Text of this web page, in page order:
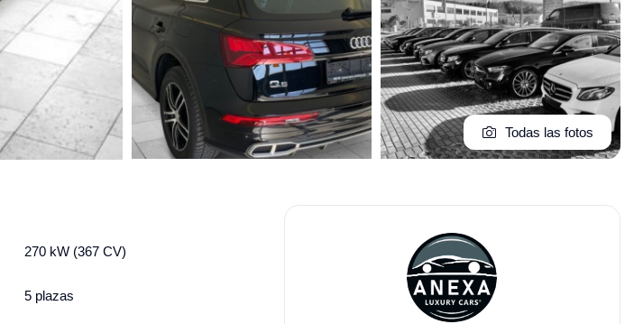
Todas las fotos
270 kW (367 CV)
5 plazas